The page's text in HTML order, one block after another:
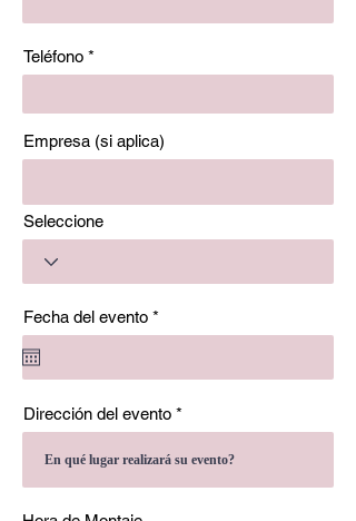
Teléfono
Empresa (si aplica)
Seleccione
Fecha del evento *
e
i
e
d
Dirección del evento